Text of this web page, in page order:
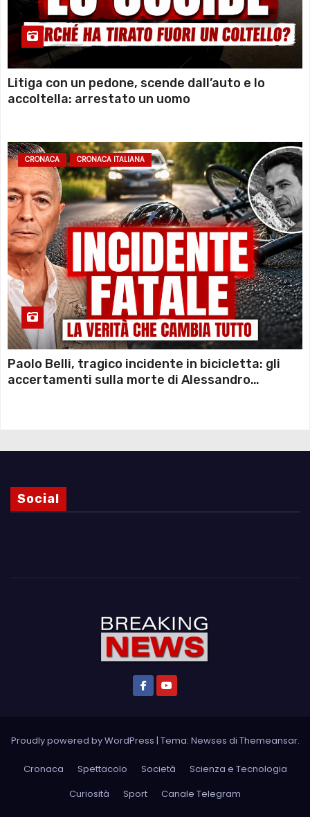
Litiga con un pedone, scende dall’auto e lo
accoltella: arrestato un uomo
CRONACA CRONACA ITALIANA
Paolo Belli, tragico incidente in bicicletta: gli
accertamenti sulla morte di Alessandro
Social
Proudly powered by WordPress | Tema: Newses di Themeansar.
Cronaca Spettacolo Società
Scienza e Tecnologia
Curiosità
Sport Canale Telegram